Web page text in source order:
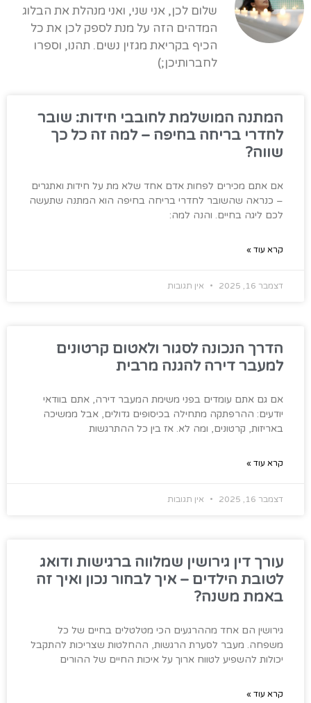
שלום לכן, אני שני, ואני מנהלת את הבלוג
המדהים הזה על מנת לספק לכן את כל
הכיף בקריאת מגזין נשים. תהנו, וספרו
לחברותיכן;)
המתנה המושלמת לחובבי חידות: שובר
לחדרי בריחה בחיפה – למה זה כל כך
שווה?
אם אתם מכירים לפחות אדם אחד שלא מת על חידות ואתגרים
– כנראה שהשובר לחדרי בריחה בחיפה הוא המתנה שתעשה
לכם ליגה בחיים. והנה למה:
קרא עוד »
דצמבר 16, 2025 אין תגובות
הדרך הנכונה לסגור ולאטום קרטונים
למעבר דירה להגנה מרבית
אם גם אתם עומדים בפני משימת המעבר דירה, אתם בוודאי
יודעים: ההרפתקה מתחילה בכיסופים גדולים, אבל ממשיכה
באריזות, קרטונים, ומה לא. אז בין כל ההתרגשות
קרא עוד »
דצמבר 16, 2025 אין תגובות
עורך דין גירושין שמלווה ברגישות ודואג
לטובת הילדים – איך לבחור נכון ואיך זה
באמת משנה?
גירושין הם אחד מההרגעים הכי מטלטלים בחיים של כל
משפחה. מעבר לסערת הרגשות, ההחלטות שצריכות להתקבל
יכולות להשפיע לטווח ארוך על איכות החיים של ההורים
קרא עוד »